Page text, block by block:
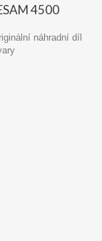
4500
náhradní díl